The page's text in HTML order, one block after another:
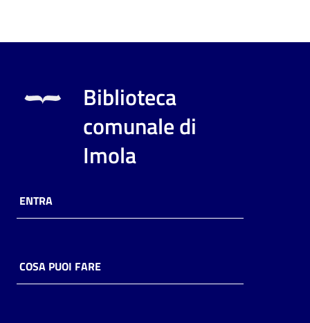
Biblioteca
comunale di
Imola
ENTRA
COSA PUOI FARE